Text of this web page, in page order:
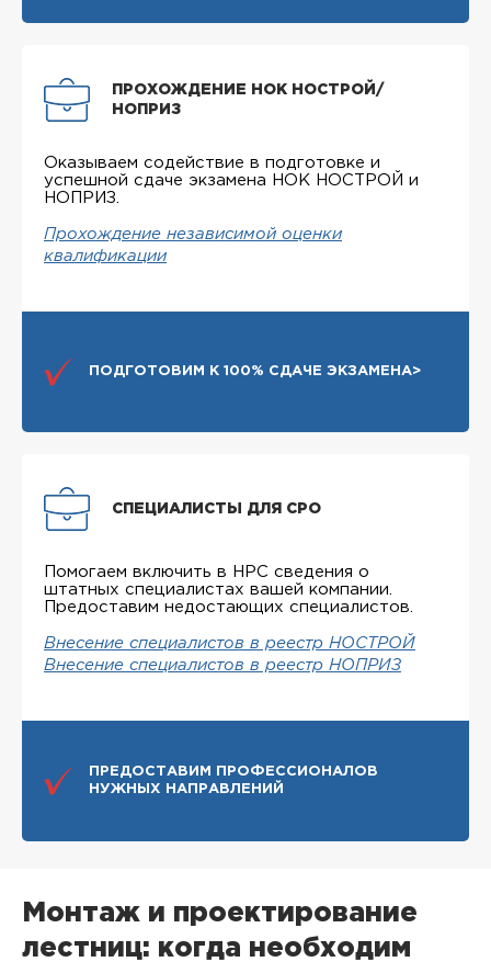
ПРОХОЖДЕНИЕ НОК НОСТРОЙ/
НОПРИЗ
Оказываем содействие в подготовке и
успешной сдаче экзамена НОК НОСТРОЙ и
НОПРИЗ.
Прохождение независимой оценки
квалификации
ПОДГОТОВИМ К 100% СДАЧЕ ЭКЗАМЕНА>
СПЕЦИАЛИСТЫ ДЛЯ СРО
Помогаем включить в НРС сведения о
штатных специалистах вашей компании.
Предоставим недостающих специалистов.
Внесение специалистов в реестр НОСТРОЙ
Внесение специалистов в реестр НОПРИЗ
ПРЕДОСТАВИМ ПРОФЕССИОНАЛОВ
НУЖНЫХ НАПРАВЛЕНИЙ
Монтаж и проектирование
лестниц: когда необходим